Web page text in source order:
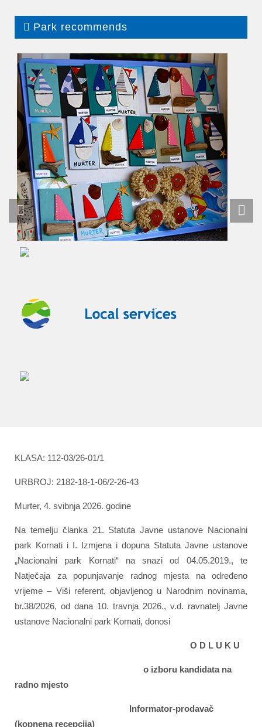
Park recommends
KLASA: 112-03/26-01/1
URBROJ: 2182-18-1-06/2-26-43
Murter, 4. svibnja 2026. godine
Na temelju članka 21. Statuta Javne ustanove Nacionalni
park Kornati i I. Izmjena i dopuna Statuta Javne ustanove
„Nacionalni park Kornati“ na snazi od 04.05.2019., te
Natječaja za popunjavanje radnog mjesta na određeno
vrijeme – Viši referent, objavljenog u Narodnim novinama,
br.38/2026, od dana 10. travnja 2026., v.d. ravnatelj Javne
ustanove Nacionalni park Kornati, donosi
O D L U K U
o izboru kandidata na
radno mjesto
Informator-prodavač
(kopnena recepcija)